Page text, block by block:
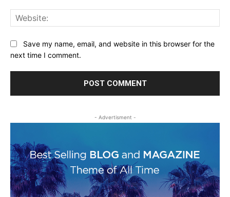
Save my name, email, and website in this browser for the
next time I comment.
- Advertisment -